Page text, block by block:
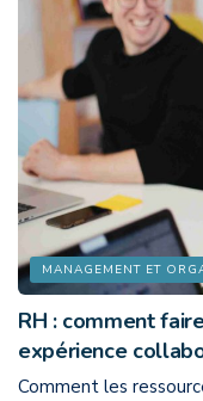
MANAGEMENT ET
RH : comment
expérience
Comment les